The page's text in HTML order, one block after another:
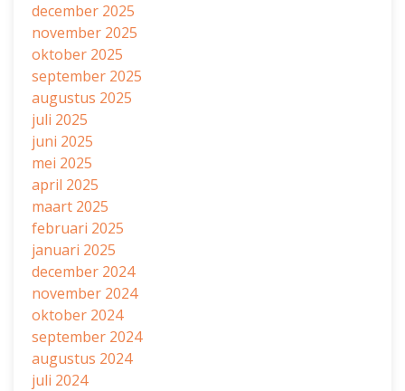
december 2025
november 2025
oktober 2025
september 2025
augustus 2025
juli 2025
juni 2025
mei 2025
april 2025
maart 2025
februari 2025
januari 2025
december 2024
november 2024
oktober 2024
september 2024
augustus 2024
juli 2024